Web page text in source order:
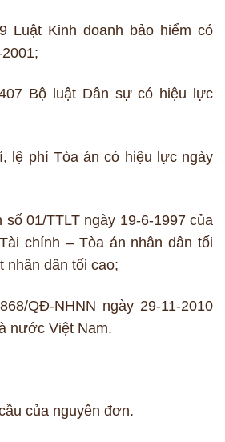
Luật Kinh doanh bảo hiểm có
Bộ luật Dân sự có hiệu lực
lệ phí Tòa án có hiệu lực ngày
01/TTLT ngày 19-6-1997 của
chính – Tòa án nhân dân tối
nhân dân tối cao;
QĐ-NHNN ngày 29-11-2010
nước Việt Nam.
của nguyên đơn.